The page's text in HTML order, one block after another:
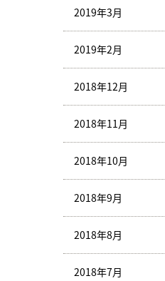
2019年3月
2019年2月
2018年12月
2018年11月
2018年10月
2018年9月
2018年8月
2018年7月